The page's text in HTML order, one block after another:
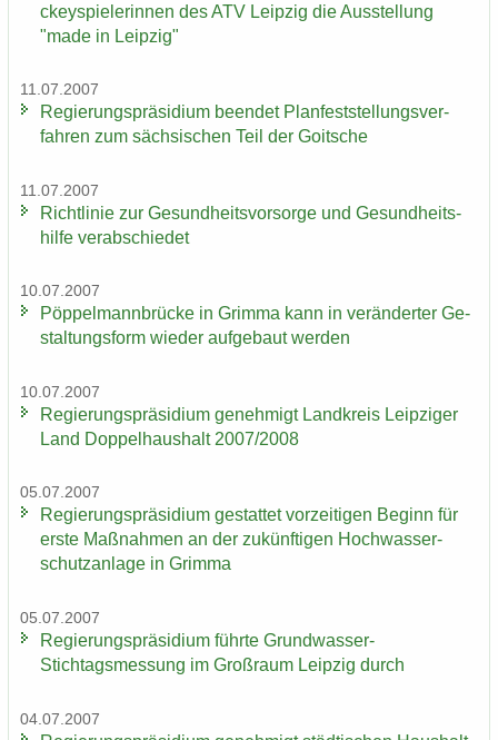
ckey­spie­le­rin­nen des ATV Leip­zig die Aus­stel­lung
"made in Leip­zig"
11.07.2007
Re­gie­rungs­prä­si­di­um be­en­det Plan­fest­stel­lungs­ver­
fah­ren zum säch­si­schen Teil der Goit­sche
11.07.2007
Richt­li­nie zur Ge­sund­heits­vor­sor­ge und Ge­sund­heits­
hil­fe ver­ab­schie­det
10.07.2007
Pöp­pel­mann­brü­cke in Grim­ma kann in ver­än­der­ter Ge­
stal­tungs­form wie­der auf­ge­baut wer­den
10.07.2007
Re­gie­rungs­prä­si­di­um ge­neh­migt Land­kreis Leip­zi­ger
Land Dop­pel­haus­halt 2007/2008
05.07.2007
Re­gie­rungs­prä­si­di­um ge­stat­tet vor­zei­ti­gen Be­ginn für
erste Maß­nah­men an der zu­künf­ti­gen Hoch­was­ser­
schutz­an­la­ge in Grim­ma
05.07.2007
Re­gie­rungs­prä­si­di­um führ­te Grundwasser-​
Stichtagsmessung im Groß­raum Leip­zig durch
04.07.2007